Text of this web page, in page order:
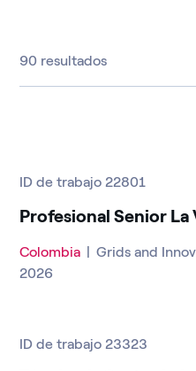
90 resultados
ID de trabajo 22801
Profesional Senior
Colombia | Grids and
2026
ID de trabajo 23323